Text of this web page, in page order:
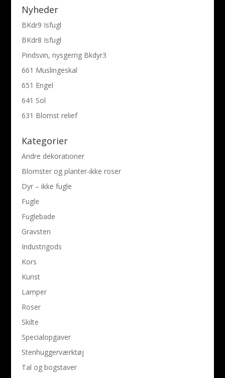
Nyheder
BKdr9 Isfugl
BKdr8 Isfugl
Pindsvin, nysgerrig Bkdyr3
661 Muslingeskal
651 Engel
641 Sol
631 Blomst relief
Kategorier
Andre dekorationer
Blomster og planter-ikke roser
Dyr – ikke fugle
Fugle
Fuglebade
Gravsten
Industrigods
Kors
Kunst
Lamper
Roser
Skilte
Specialopgaver
Stenhuggerværktøj
Tal og bogstaver